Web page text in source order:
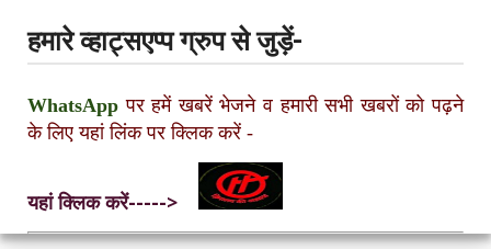
हमारे व्हाट्सएप्प ग्रुप से जुड़ें-
WhatsApp पर हमें खबरें भेजने व हमारी सभी खबरों को पढ़ने
के लिए यहां लिंक पर क्लिक करें -
यहां क्लिक करें----->